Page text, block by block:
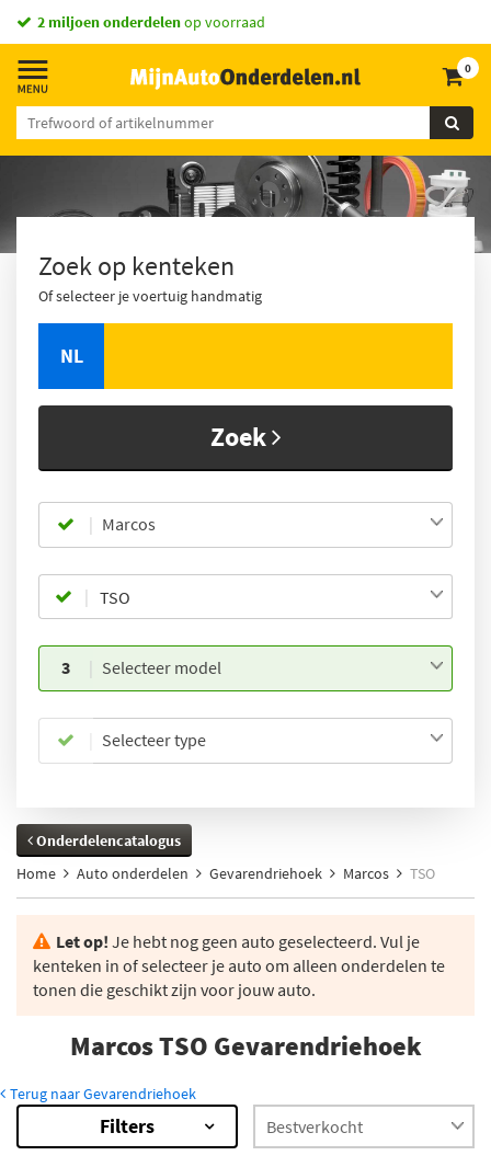
2 miljoen onderdelenop voorraad
0
Zoek op kenteken
Of selecteer je voertuig handmatig
NL
Zoek
Marcos
3 Selecteer model
Selecteer type
Onderdelencatalogus
Home
Auto onderdelen Gevarendriehoek Marcos TSO
Let op! Je hebt nog geen auto geselecteerd. Vul je
kenteken in of selecteer je auto om alleen onderdelen te
tonen die geschikt zijn voor jouw auto.
Marcos TSO Gevarendriehoek
Terug naar Gevarendriehoek
Filters